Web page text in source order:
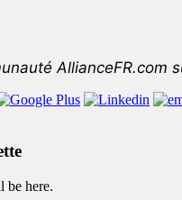
AllianceFR.com
be here.